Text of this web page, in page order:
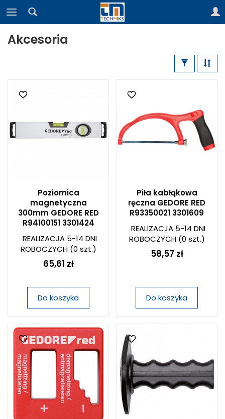
Akcesoria
Poziomica
magnetyczna
300mm GEDORE RED
R94100151 3301424
REALIZACJA 5-14 DNI
ROBOCZYCH(0 szt.)
65,61 zł
Do koszyka
Piła kabłąkowa
ręczna GEDORE RED
R93350021 3301609
REALIZACJA 5-14 DNI
ROBOCZYCH(0 szt.)
58,57 zł
Do koszyka